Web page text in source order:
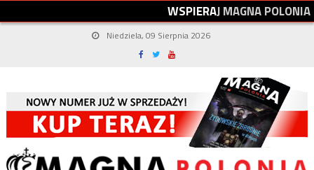
WSPIERAJMAGNAPOLONIA
Niedziela, 09 Sierpnia 2026